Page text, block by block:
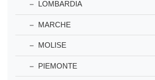
LOMBARDIA
MARCHE
MOLISE
PIEMONTE